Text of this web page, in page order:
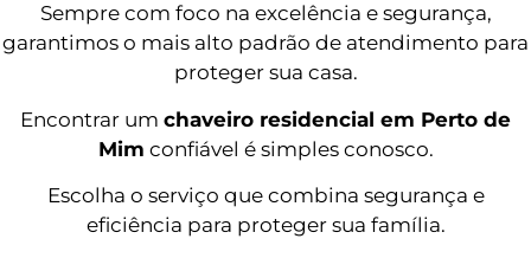
Sempre com foco na excelência e segurança,
garantimos o mais alto padrão de atendimento para
proteger sua casa.
Encontrar um chaveiro residencial em Perto de
Mim confiável é simples conosco.
Escolha o serviço que combina segurança e
eficiência para proteger sua família.